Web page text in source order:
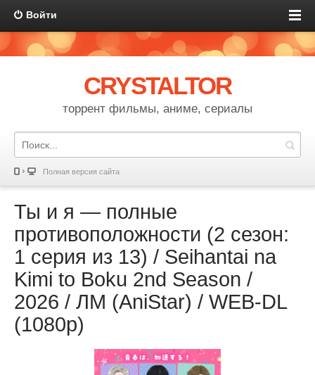
Войти
CRYSTALTOR
торрент фильмы, аниме, сериалы
Полная версия сайта
Ты и я — полные
противоположности (2 сезон:
1 серия из 13) / Seihantai na
Kimi to Boku 2nd Season /
2026 / ЛМ (AniStar) / WEB-DL
(1080p)